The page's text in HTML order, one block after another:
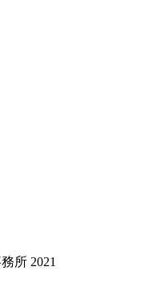
所 2021